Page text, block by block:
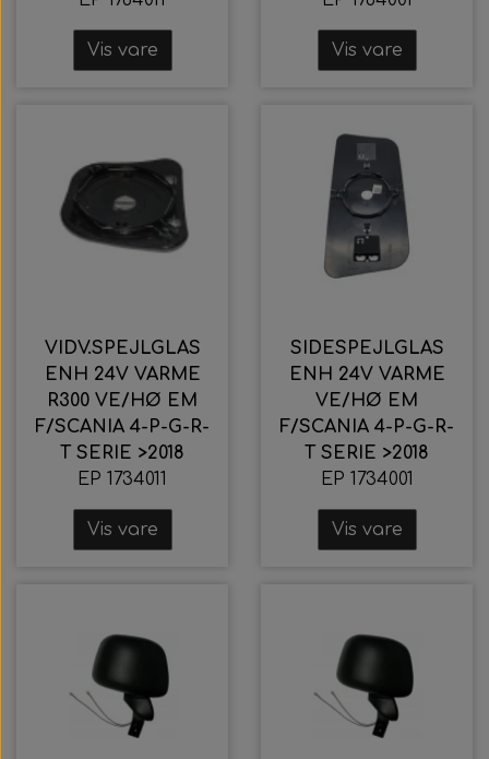
Vis vare Vis vare
VIDV.SPEJLGLAS
ENH 24V VARME
R300 VE/HØ EM
F/SCANIA 4-P-G-R-
T SERIE >2018
EP 1734011
Vis vare
SIDESPEJLGLAS
ENH 24V VARME
VE/HØ EM
F/SCANIA 4-P-G-R-
T SERIE >2018
EP 1734001
Vis vare